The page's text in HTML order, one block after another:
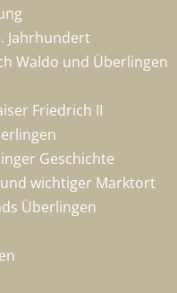
Jahrhundert
Waldo und Überlingen
Friedrich II
Geschichte
wichtiger Marktort
Überlingen